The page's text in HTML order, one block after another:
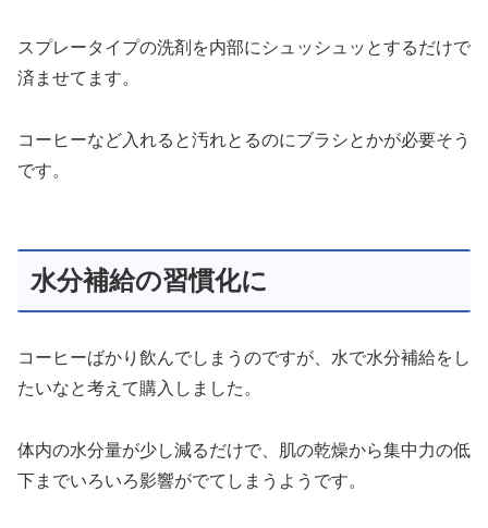
スプレータイプの洗剤を内部にシュッシュッとするだけで
済ませてます。
コーヒーなど入れると汚れとるのにブラシとかが必要そう
です。
水分補給の習慣化に
コーヒーばかり飲んでしまうのですが、水で水分補給をし
たいなと考えて購入しました。
体内の水分量が少し減るだけで、肌の乾燥から集中力の低
下までいろいろ影響がでてしまうようです。